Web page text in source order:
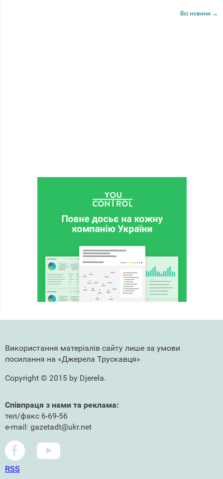
Всі новини →
Використання матеріалів сайту лише за умови
посилання на «Джерела Трускавця»
Copyright © 2015 by Djerela.
Співпраця з нами та реклама:
тел/факс 6-69-56
e-mail: gazetadt@ukr.net
RSS